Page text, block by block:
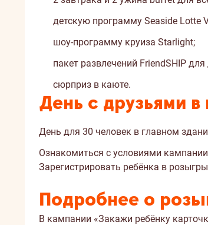
детскую программу Seaside Lotte
шоу-программу круиза Starlight;
пакет развлечений FriendSHIP для
сюрприз в каюте.
День с друзьями
День для 30 человек в главном
Ознакомиться с условиями
Зарегистрировать ребёнка в
Подробнее о
В кампании «Закажи ребёнку